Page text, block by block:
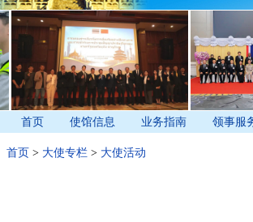
首页 使馆信息 业务指南 领事服
首页 > 大使专栏 > 大使活动